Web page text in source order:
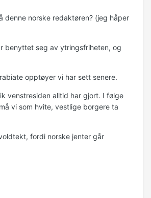
norske redaktøren? (jeg håper
benyttet seg av ytringsfriheten, og
opptøyer vi har sett senere.
venstresiden alltid har gjort. I følge
vi som hvite, vestlige borgere ta
fordi norske jenter går